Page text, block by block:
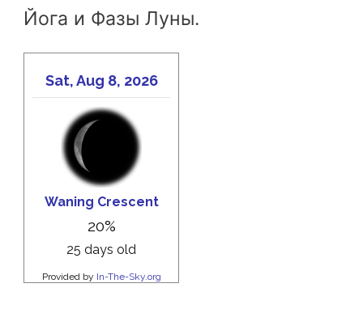
Йога и Фазы Луны.